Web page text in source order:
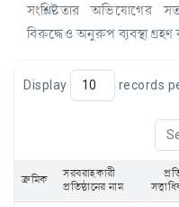
সংশ্লিষ্টতার অভিযোগের
বিরুদ্ধেও অনুরুপ ব্যবস্থা গ্রহণ
Display records
ক্রমিক
সরবরাহকারী
প্রতিষ্ঠানের নাম